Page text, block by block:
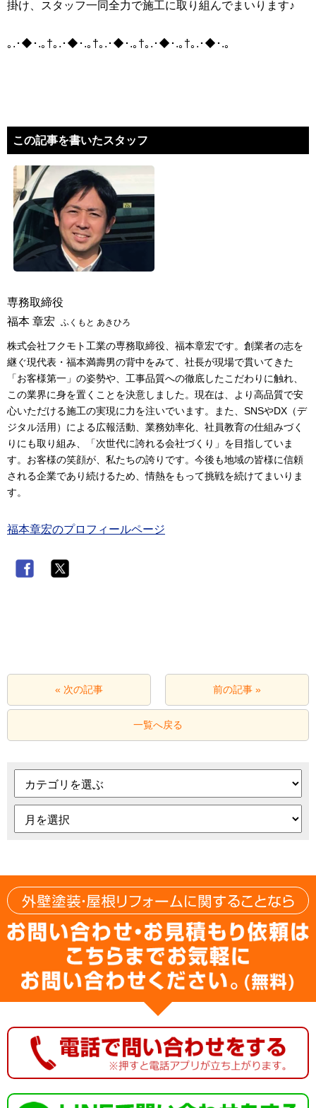
掛け、スタッフ一同全力で施工に取り組んでまいります♪
｡.･◆･.｡†｡.･◆･.｡†｡.･◆･.｡†｡.･◆･.｡†｡.･◆･.｡
この記事を書いたスタッフ
専務取締役
福本 章宏
ふくもと あきひろ
株式会社フクモト工業の専務取締役、福本章宏です。創業者の志を
継ぐ現代表・福本満壽男の背中をみて、社長が現場で貫いてきた
「お客様第一」の姿勢や、工事品質への徹底したこだわりに触れ、
この業界に身を置くことを決意しました。現在は、より高品質で安
心いただける施工の実現に力を注いでいます。また、SNSやDX（デ
ジタル活用）による広報活動、業務効率化、社員教育の仕組みづく
りにも取り組み、「次世代に誇れる会社づくり」を目指していま
す。お客様の笑顔が、私たちの誇りです。今後も地域の皆様に信頼
される企業であり続けるため、情熱をもって挑戦を続けてまいりま
す。
福本章宏のプロフィールページ
« 次の記事 前の記事 »
一覧へ戻る